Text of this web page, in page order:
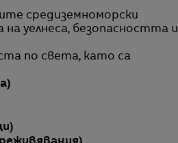
средиземноморски
уелнеса, безопасността и
по света, като са